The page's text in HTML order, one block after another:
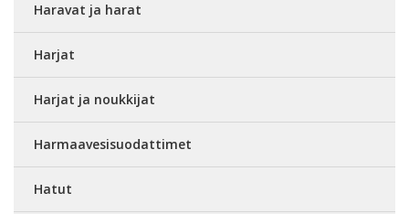
Haravat ja harat
Harjat
Harjat ja noukkijat
Harmaavesisuodattimet
Hatut